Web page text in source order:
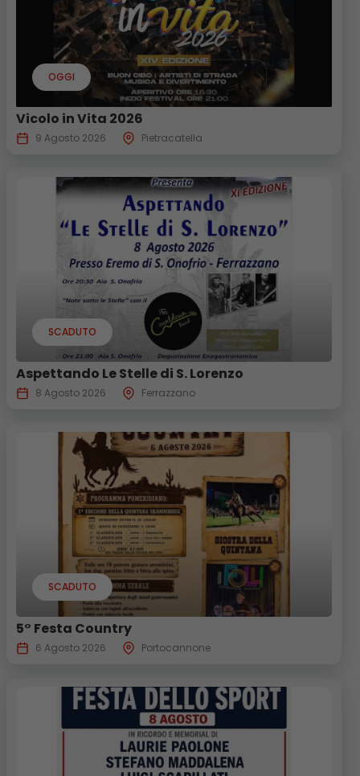
OGGI
Vicolo in Vita 2026
9 Agosto 2026 Pietracatella
SCADUTO
Aspettando Le Stelle di S. Lorenzo
8 Agosto 2026 Ferrazzano
SCADUTO
5° Festa Country
6 Agosto 2026 Portocannone